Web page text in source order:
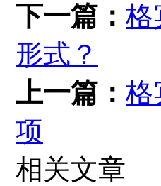
下一篇： 格
形式？
上一篇： 格
项
相关文章